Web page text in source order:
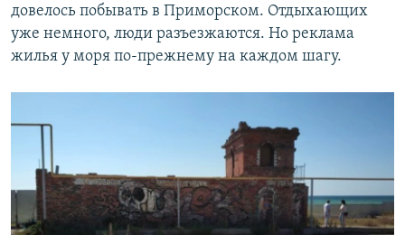
довелось побывать в Приморском. Отдыхающих
уже немного, люди разъезжаются. Но реклама
жилья у моря по-прежнему на каждом шагу.